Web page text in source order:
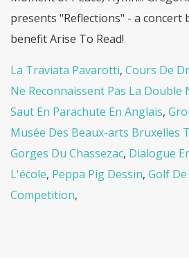
La Traviata Pavarotti, Cours De
Ne Reconnaissent Pas La Double
Saut En Parachute En Anglais,
Musée Des Beaux-arts Bruxelles
Gorges Du Chassezac, Dialogue
L'école, Peppa Pig Dessin, Golf
Competition,